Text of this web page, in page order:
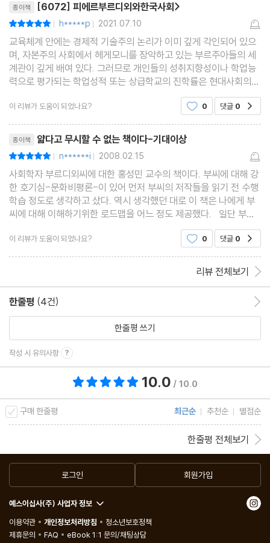
종이책 [6072] 피에르부르디외와한국사회>
| h*****p | 2021.07.10
교육체계 안에는 경제적 기술주의 논리가 이미 깊게 각인되어 있으
며, 자본주의 사회에서 헤게모니를 장악하고 있는 부르주아들의 세
계관이 깊게 배여 있다. 그러므로 개인들의 성취지향성이나 학업능
력으로 평가되는 학업성적 또는 상급학교의 진학률은 현대사회의
이데올로기에 불과하다. 개인들의 천부적인 능력에 따라 학교 교육
이 진행되고, 그에 맞추어 학교진입이 결정되는 것이
이 리뷰가 도움이 되었나요? 0 댓글 0
종이책 얇다고 무시할 수 없는 책이다-기대이상
| n******i | 2008.02.15
사회학자 부르디외씨에 대한 홍성민 교수의 책이다. 부씨에 대해 강
한 호기심-문화비평론-이 있어 먼저 부씨의 저작들을 읽기 전 수행
학습 정도로 생각하고 샀다. 역시 생각했던 대로 이 책은 나에게 부
씨에 대해 이해하기위한 로드맵을 어느 정도 제공했다. 일단 부씨
의 이론들-아비투스나 사회적 폭력, 장에 대한 개념들에 대한 홍성
민 교수의 설명은 이해하기 쉽도록 풀어 있어
이 리뷰가 도움이 되었나요? 0 댓글 0
리뷰 전체보기
한줄평 (4건)
한줄평 쓰기
작성 시 유의사항
10.0 / 10.0
구매 한줄평 최근순 추천순 별점순
한줄평 전체보기
로그인 회원가입
예스이십사(주) 사업자 정보
이용약관
개인정보처리방침
청소년보호정책
제휴문의
FAQ eBook 1:1 문의/채팅상담